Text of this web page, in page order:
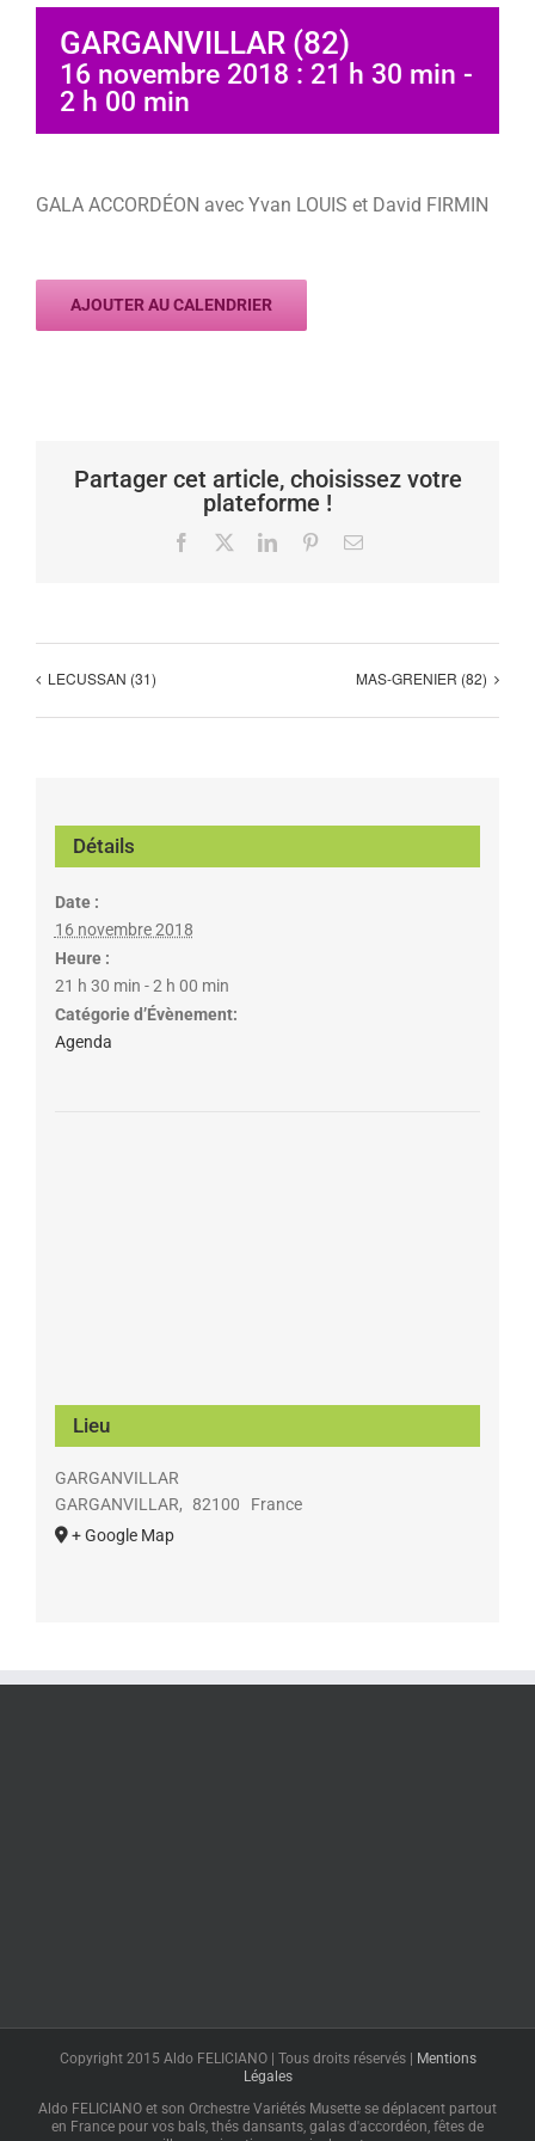
GARGANVILLAR (82)
16 novembre 2018 : 21 h 30 min -
2 h 00 min
GALA ACCORDÉON avec Yvan LOUIS et David FIRMIN
AJOUTER AU CALENDRIER
Partager cet article, choisissez votre
plateforme !
Facebook LinkedInPinterestEmail
LECUSSAN (31) MAS-GRENIER (82)
Détails
Date :
16 novembre 2018
Heure :
21 h 30 min - 2 h 00 min
Catégorie d’Évènement:
Agenda
Lieu
GARGANVILLAR
GARGANVILLAR, 82100
France
+ Google Map
Copyright 2015 Aldo FELICIANO | Tous droits réservés |
Mentions
Légales
Aldo FELICIANO et son Orchestre Variétés Musette se déplacent partout
en France pour vos bals, thés dansants, galas d'accordéon, fêtes de